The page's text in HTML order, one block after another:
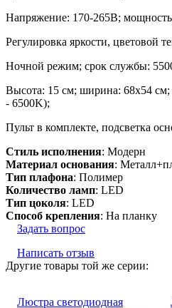
Напряжение: 170-265В;
Регулировка яркости, цветовой
Ночной режим; срок службы:
Высота: 15 см; ширина: 68х54
- 6500K);
Пульт в комплекте, подсветка
Стиль исполнения: Модерн
Материал основания:
Тип плафона: Полимер
Количество ламп: LED
Тип цоколя: LED
Способ крепления: На планку
Задать вопрос
Написать отзыв
Другие товары той же серии:
Люстра светодиодная